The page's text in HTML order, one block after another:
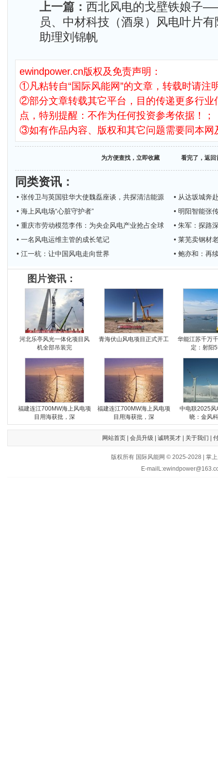
上一篇： 西北风电的戈壁铁娘子
员、中材科技（酒泉）风电叶片
助理刘锦帆
ewindpower.cn版权及免责声明：
①凡粘转自“国际风能网”的文章，转载时请注
②部分文章转载其它平台，目的传递更多行业
点，特别提醒：不作为任何投资参考依据！；
③如有作品内容、版权和其它问题需要同本网
为方便查找，立即收藏 看完了，返回
同类资讯 ：
• 张传卫与英国驻华大使魏磊座谈，共探清洁能源
• 从达坂城奔
• 海上风电场“心脏守护者”
• 明阳智能张
• 重庆市劳动模范李伟：为央企风电产业抢占全球
• 朱军：探路
• 一名风电运维主管的成长笔记
• 莱芜卖钢材
• 江一杭：让中国风电走向世界
• 鲍亦和：再
图片资讯：
河北乐亭风光一体化项目风
机全部吊装完
青海伏山风电项目正式开工
华能江苏千万
定：射阳
福建连江700MW海上风电项
目用海获批，深
福建连江700MW海上风电项
目用海获批，深
中电联2025风
晓：金风
网站首页| 会员升级 诚聘英才| 关于我们
版权所有 国际风能网 © 2025-2028 | 掌
E-